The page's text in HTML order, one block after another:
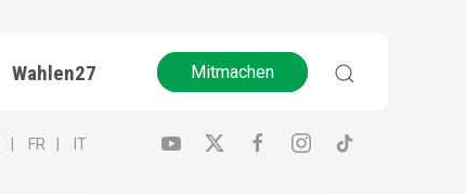
Wahlen27 Mitmachen
FR IT